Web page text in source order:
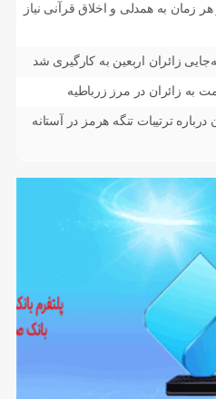
زمان به همدلی و اخلاق قرآنی نیاز
به زائران در مرز زرباطیه
ترتیبات تنگه هرمز در آستانه